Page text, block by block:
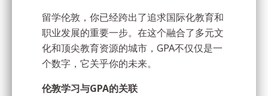
留学伦敦，你已经跨出了追求国际化教育和
职业发展的重要一步。在这个融合了多元文
化和顶尖教育资源的城市，GPA不仅仅是一
个数字，它关乎你的未来。
伦敦学习与GPA的关联